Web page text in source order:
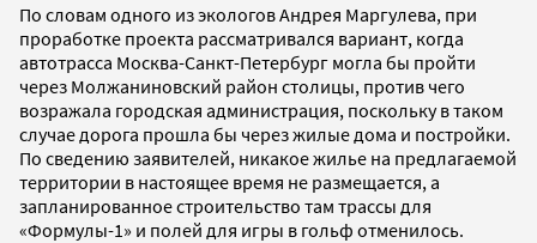
По словам одного из экологов Андрея Маргулева, при
проработке проекта рассматривался вариант, когда
автотрасса Москва-Санкт-Петербург могла бы пройти
через Молжаниновский район столицы, против чего
возражала городская администрация, поскольку в таком
случае дорога прошла бы через жилые дома и постройки.
По сведению заявителей, никакое жилье на предлагаемой
территории в настоящее время не размещается, а
запланированное строительство там трассы для
«Формулы-1» и полей для игры в гольф отменилось.